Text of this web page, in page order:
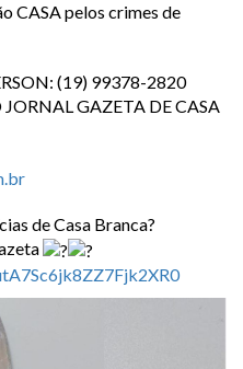
CASA pelos crimes de
(19) 99378-2820
GAZETA DE CASA
de Casa Branca?